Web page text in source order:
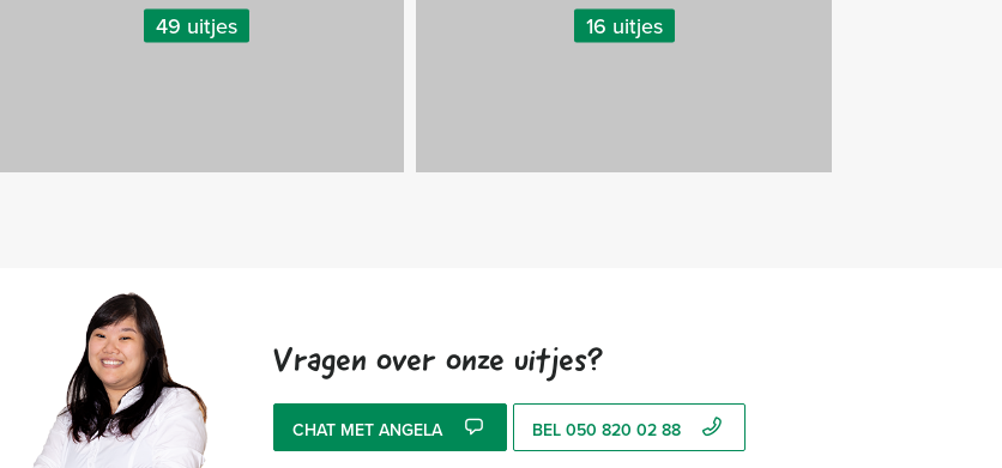
49 uitjes 16 uitjes
Vragen over onze uitjes?
CHAT MET ANGELA BEL 050 820 02 88